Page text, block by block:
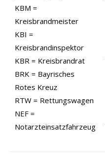
KBM =
Kreisbrandmeister
KBI =
Kreisbrandinspektor
KBR = Kreisbrandrat
BRK = Bayrisches
Rotes Kreuz
RTW = Rettungswagen
NEF =
Notarzteinsatzfahrzeug